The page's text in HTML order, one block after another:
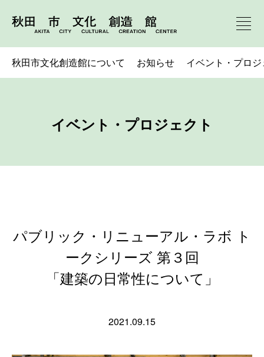
秋田市文化創造館について お知らせ イベント・プロ
イベント・プロジェクト
パブリック・リニューアル・ラボ ト
ークシリーズ 第３回
「建築の日常性について」
2021.09.15